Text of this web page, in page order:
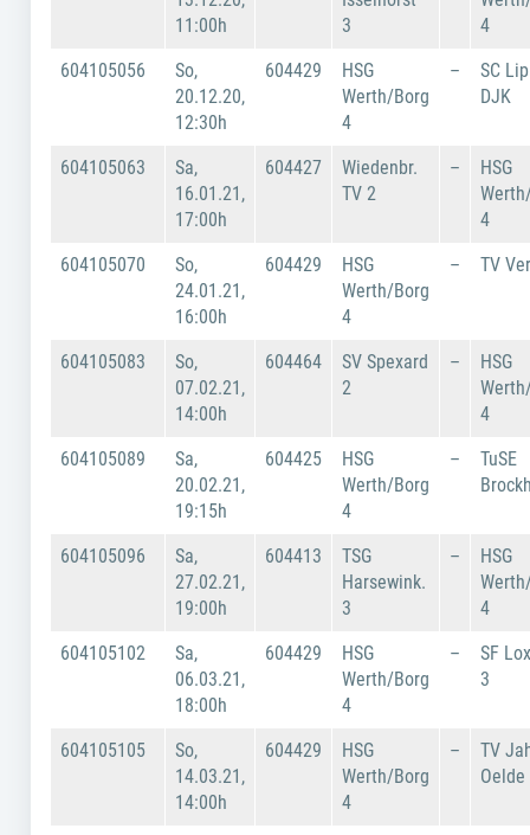
11:00h
3
4
604105056
So,
20.12.20,
12:30h
604429
HSG
Werth/Borg
4
–
SC
DJK
604105063
Sa,
16.01.21,
17:00h
604427
Wiedenbr.
TV 2
–
HSG
4
604105070
So,
24.01.21,
16:00h
604429
HSG
Werth/Borg
4
– TV
604105083
So,
07.02.21,
14:00h
604464
SV Spexard
2
–
HSG
4
604105089
Sa,
20.02.21,
19:15h
604425
HSG
Werth/Borg
4
–
TuSE
604105096
Sa,
27.02.21,
19:00h
604413
TSG
Harsewink.
3
–
HSG
4
604105102
Sa,
06.03.21,
18:00h
604429
HSG
Werth/Borg
4
–
SF
3
604105105
So,
14.03.21,
14:00h
604429
HSG
Werth/Borg
4
–
TV
Oelde